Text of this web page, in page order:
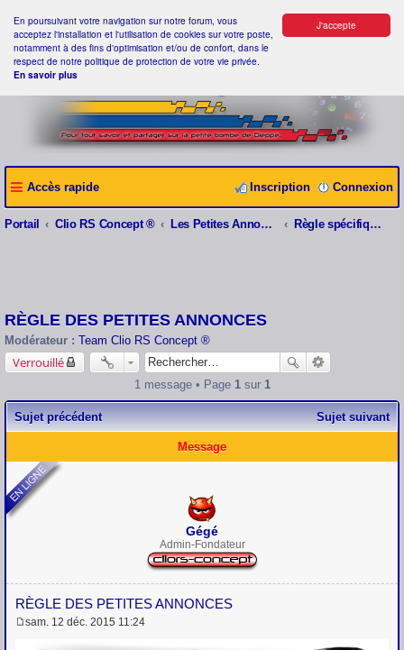
J'accepte
En poursuivant votre navigation sur notre forum, vous
acceptez l'installation et l'utilisation de cookies sur votre poste,
notamment à des fins d'optimisation et/ou de confort, dans le
respect de notre politique de protection de votre vie privée.
En savoir plus
Accès rapide Connexion
Inscription
Portail Clio RS Concept ® Les Petites Annonces Clio RS Concept ® Règle spécifique aux petites annonces
RÈGLE DES PETITES ANNONCES
Modérateur : Team Clio RS Concept ®
Verrouillé
1 message • Page 1sur 1
Sujet précédent Sujet suivant
Message
Gégé
Admin-Fondateur
RÈGLE DES PETITES ANNONCES
sam. 12 déc. 2015 11:24